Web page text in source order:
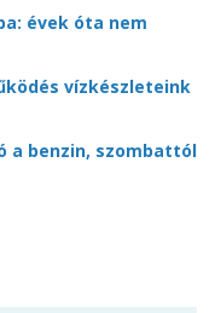
évek óta nem
vízkészleteink
a benzin, szombattól